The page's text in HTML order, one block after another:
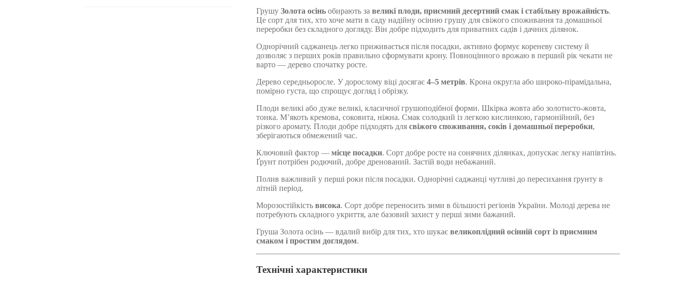
Грушу Золота осіньобирають за великі плоди, приємний десертний смак і стабільну врожайність.
Це сорт для тих, хто хоче мати в саду надійну осінню грушу для свіжого споживання та домашньої
переробки без складного догляду. Він добре підходить для приватних садів і дачних ділянок.
Однорічний саджанець легко приживається після посадки, активно формує кореневу систему й
дозволяє з перших років правильно сформувати крону. Повноцінного врожаю в перший рік чекати не
варто — дерево спочатку росте.
Дерево середньоросле. У дорослому віці досягає 4–5 метрів. Крона округла або широко-пірамідальна,
помірно густа, що спрощує догляд і обрізку.
Плоди великі або дуже великі, класичної грушоподібної форми. Шкірка жовта або золотисто-жовта,
тонка. М’якоть кремова, соковита, ніжна. Смак солодкий із легкою кислинкою, гармонійний, без
різкого аромату. Плоди добре підходять для свіжого споживання, соків і домашньої переробки,
зберігаються обмежений час.
Ключовий фактор — місце посадки. Сорт добре росте на сонячних ділянках, допускає легку напівтінь.
Ґрунт потрібен родючий, добре дренований. Застій води небажаний.
Полив важливий у перші роки після посадки. Однорічні саджанці чутливі до пересихання ґрунту в
літній період.
Морозостійкість висока. Сорт добре переносить зими в більшості регіонів України. Молоді дерева не
потребують складного укриття, але базовий захист у перші зими бажаний.
Груша Золота осінь — вдалий вибір для тих, хто шукає великоплідний осінній сорт із приємним
смаком і простим доглядом.
Технічні характеристики